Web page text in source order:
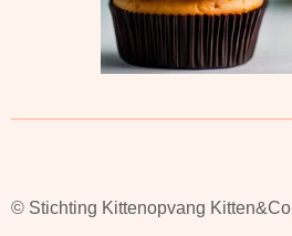
© Stichting Kittenopvang Kitten&Co